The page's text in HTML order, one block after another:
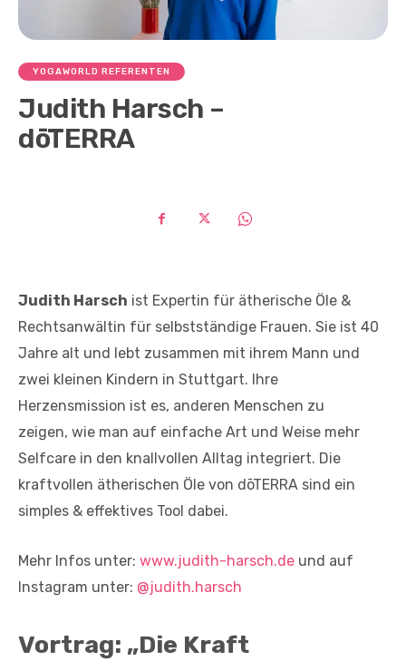
YOGAWORLD REFERENTEN
Judith Harsch –
dōTERRA
Judith Harsch ist Expertin für ätherische Öle &
Rechtsanwältin für selbstständige Frauen. Sie ist 40
Jahre alt und lebt zusammen mit ihrem Mann und
zwei kleinen Kindern in Stuttgart. Ihre
Herzensmission ist es, anderen Menschen zu
zeigen, wie man auf einfache Art und Weise mehr
Selfcare in den knallvollen Alltag integriert. Die
kraftvollen ätherischen Öle von dōTERRA sind ein
simples & effektives Tool dabei.
Mehr Infos unter: www.judith-harsch.de und auf
Instagram unter: @judith.harsch
Vortrag: „Die Kraft